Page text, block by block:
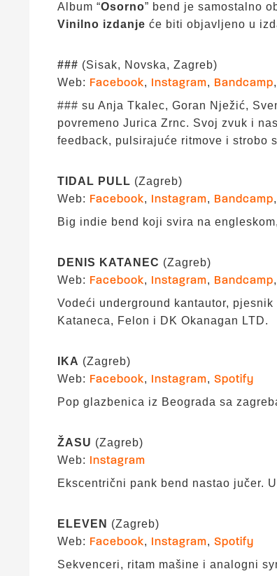
Album “Osorno” bend je samostalno
Vinilno izdanje će biti objavljeno u
### (Sisak, Novska, Zagreb)
Web: Facebook, Instagram, Bandcamp,
### su Anja Tkalec, Goran Nježić,
povremeno Jurica Zrnc. Svoj zvuk i
feedback, pulsirajuće ritmove i strobo
TIDAL PULL (Zagreb)
Web: Facebook, Instagram, Bandcamp,
Big indie bend koji svira na
DENIS KATANEC (Zagreb)
Web: Facebook, Instagram, Bandcamp,
Vodeći underground kantautor,
Kataneca, Felon i DK Okanagan LTD.
IKA (Zagreb)
Web: Facebook, Instagram, Spotify
Pop glazbenica iz Beograda sa
ŽASU (Zagreb)
Web:
Instagram
Ekscentrični pank bend nastao jučer.
ELEVEN (Zagreb)
Web: Facebook, Instagram, Spotify
Sekvenceri, ritam mašine i analogni